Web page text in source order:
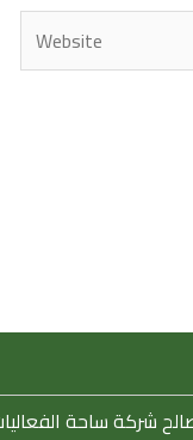
Website
شركةساحة